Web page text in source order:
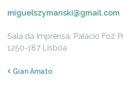
miguelszymanski@gmail.com
Sala da Imprensa, Palácio Foz
1250-187 Lisboa
Gian Amato